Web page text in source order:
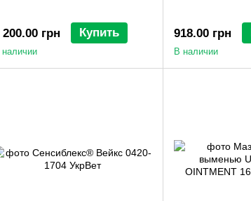
200.00 грн Купить
наличии
918.00 грн
В наличии